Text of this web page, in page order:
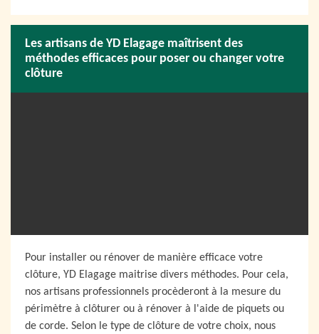
Les artisans de YD Elagage maîtrisent des
méthodes efficaces pour poser ou changer votre
clôture
Pour installer ou rénover de manière efficace votre
clôture, YD Elagage maitrise divers méthodes. Pour cela,
nos artisans professionnels procèderont à la mesure du
périmètre à clôturer ou à rénover à l'aide de piquets ou
de corde. Selon le type de clôture de votre choix, nous